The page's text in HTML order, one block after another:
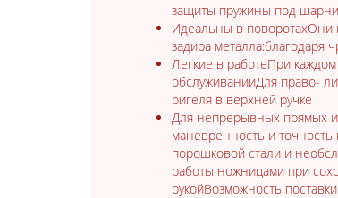
защиты пружины под
Идеальны в поворотахОни
задира
Легкие в работеПри
обслуживанииДля право-
ригеля в верхней ручке
Для непрерывных прямых и
маневренность и
порошковой стали и
работы ножницами при
рукойВозможность